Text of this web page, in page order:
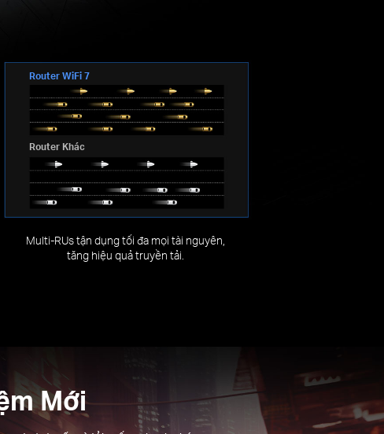
Router WiFi 7
Router Khác
Multi-RUs tận dụng tối đa mọi tài nguyên,
tăng hiệu quả truyền tải.
Mới